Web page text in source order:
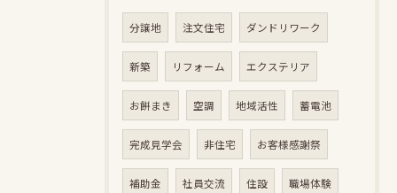
分譲地 注文住宅 ダンドリワーク
新築 リフォーム エクステリア
お餅まき 空調 地域活性 蓄電池
完成見学会 非住宅 お客様感謝祭
補助金 社員交流 住設 職場体験